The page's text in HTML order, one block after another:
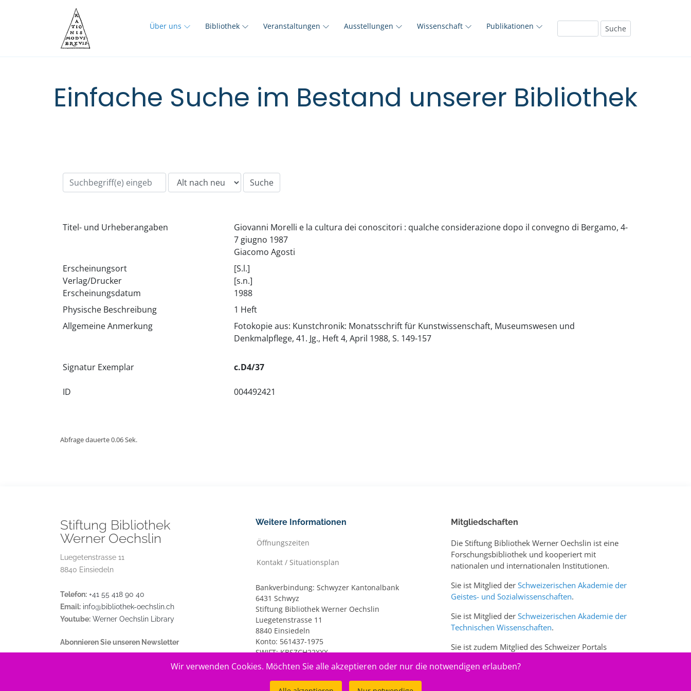
Über uns Bibliothek Veranstaltungen Ausstellungen Wissenschaft Publikationen
Einfache Suche im Bestand unserer Bibliothek
Titel- und Urheberangaben
Giovanni Morelli e la cultura dei conoscitori : qualche considerazione dopo il convegno di Bergamo, 4-
7 giugno 1987
Giacomo Agosti
Erscheinungsort
Verlag/Drucker
Erscheinungsdatum
[S.l.]
[s.n.]
1988
Physische Beschreibung
1 Heft
Allgemeine Anmerkung
Fotokopie aus: Kunstchronik: Monatsschrift für Kunstwissenschaft, Museumswesen und
Denkmalpflege, 41. Jg., Heft 4, April 1988, S. 149-157
Signatur Exemplar c.D4/37
ID 004492421
Abfrage dauerte 0.06 Sek.
Stiftung Bibliothek
Werner Oechslin
Luegetenstrasse 11
8840 Einsiedeln
Telefon: +41 55 418 90 40
Email: info@bibliothek-oechslin.ch
Youtube: Werner Oechslin Library
Abonnieren Sie unseren Newsletter
Weitere Informationen
Öffnungszeiten
Kontakt / Situationsplan
Bankverbindung: Schwyzer Kantonalbank
6431 Schwyz
Stiftung Bibliothek Werner Oechslin
Luegetenstrasse 11
8840 Einsiedeln
Konto: 561437-1975
SWIFT: KBSZCH22XXX
IBAN: CH20 0077 7005 6143 7197 5
Mitgliedschaften
Die Stiftung Bibliothek Werner Oechslin ist eine
Forschungsbibliothek und kooperiert mit
nationalen und internationalen Institutionen.
Sie ist Mitglied der Schweizerischen Akademie der
Geistes- und Sozialwissenschaften.
Sie ist Mitglied der Schweizerischen Akademie der
Technischen Wissenschaften.
Sie ist zudem Mitglied des Schweizer Portals
Wir verwenden Cookies. Möchten Sie alle akzeptieren oder nur die notwendigen erlauben?